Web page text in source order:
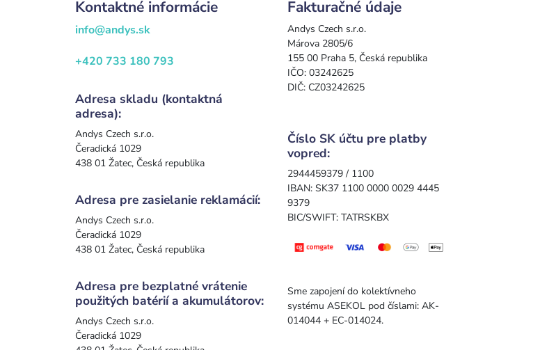
Kontaktné informácie
info@andys.sk
+420 733 180 793
Adresa skladu (kontaktná
adresa):
Andys Czech s.r.o.
Čeradická 1029
438 01 Žatec, Česká republika
Adresa pre zasielanie reklamácií:
Andys Czech s.r.o.
Čeradická 1029
438 01 Žatec, Česká republika
Adresa pre bezplatné vrátenie
použitých batérií a akumulátorov:
Andys Czech s.r.o.
Čeradická 1029
Fakturačné údaje
Andys Czech s.r.o.
Márova 2805/6
155 00 Praha 5, Česká republika
IČO: 03242625
DIČ: CZ03242625
Číslo SK účtu pre platby
vopred:
2944459379 / 1100
IBAN: SK37 1100 0000 0029 4445
9379
BIC/SWIFT: TATRSKBX
Sme zapojení do kolektívneho
systému ASEKOL pod číslami: AK-
014044 + EC-014024.